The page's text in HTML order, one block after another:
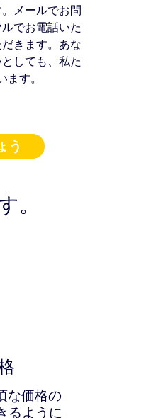
メールでお問
でお電話いた
きます。あな
しても、私た
ます。
う
。
な価格の
るように